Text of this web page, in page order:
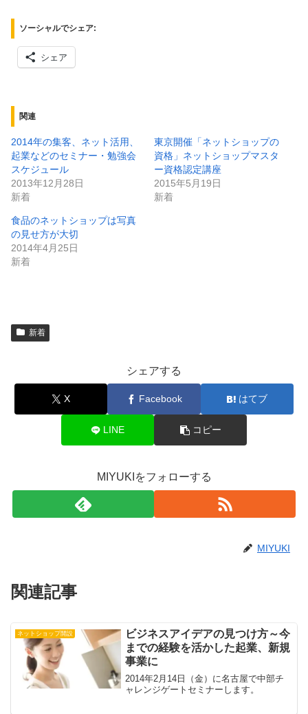
ソーシャルでシェア:
シェア
関連
2014年の集客、ネット活用、
起業などのセミナー・勉強会
スケジュール
2013年12月28日
新着
東京開催「ネットショップの
資格」ネットショップマスタ
ー資格認定講座
2015年5月19日
新着
食品のネットショップは写真
の見せ方が大切
2014年4月25日
新着
新着
シェアする
X Facebook はてブ
LINE コピー
MIYUKIをフォローする
MIYUKI
関連記事
ネットショップ開設
ビジネスアイデアの見つけ方～今
までの経験を活かした起業、新規
事業に
2014年2月14日（金）に名古屋で中部チ
ャレンジゲートセミナーします。